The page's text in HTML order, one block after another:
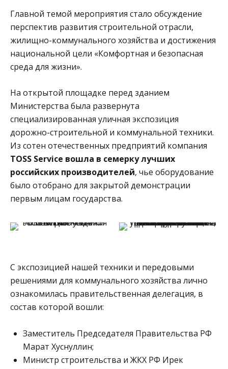
Главной темой мероприятия стало обсуждение
перспектив развития строительной отрасли,
жилищно-коммунального хозяйства и достижения
национальной цели «Комфортная и безопасная
среда для жизни».
На открытой площадке перед зданием
Министерства была развернута
специализированная уличная экспозиция
дорожно-строительной и коммунальной техники.
Из сотен отечественных предприятий компания
TOSS Service вошла в семерку лучших
российских производителей, чье оборудование
было отобрано для закрытой демонстрации
первым лицам государства.
С экспозицией нашей техники и передовыми
решениями для коммунального хозяйства лично
ознакомилась правительственная делегация, в
состав которой вошли:
Заместитель Председателя Правительства РФ
Марат Хуснуллин;
Министр строительства и ЖКХ РФ Ирек